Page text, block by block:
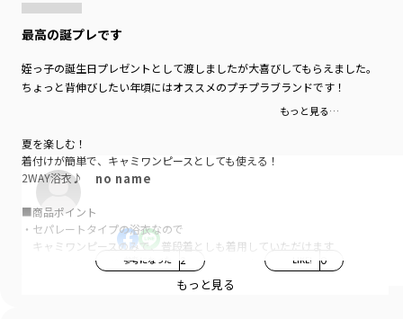
最高の誕プレです
姪っ子の誕生日プレゼントとして渡しましたが大喜びしてもらえました。
ちょっと背伸びしたい年頃にはオススメのプチプラブランドです！
もっと見る…
no name
参考になった 2 LIKE! 0
夏を楽しむ！
着付けが簡単で、キャミワンピースとしても使える！
2WAY浴衣♪
■商品ポイント
・セパレートタイプの浴衣なので
キャミワンピースのみで、普段着としも着用していただけます
・シャーリングリボンがポイントカラーになった
もっと見る